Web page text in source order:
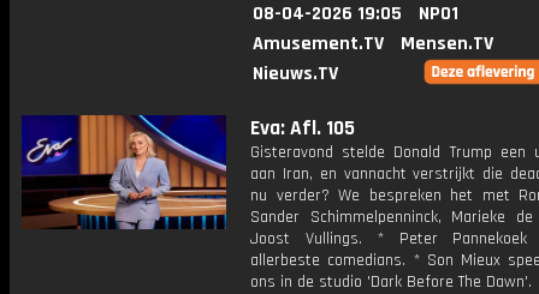
08-04-2026 19:05
NPO1
Amusement.TV
Mensen.TV
Nieuws.TV
Eva: Afl. 105
Gisteravond stelde Donald Trump een
aan Iran, en vannacht verstrijkt die
nu verder? We bespreken het met
Sander Schimmelpenninck, Marieke
Joost Vullings. * Peter
allerbeste comedians. * Son Mieux
ons in de studio 'Dark Before The Dawn'.